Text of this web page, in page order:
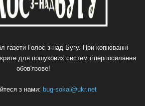
газети Голос з-над Бугу. При копіюванні
для пошукових систем гіперпосилання
обов'язове!
з нами: bug-sokal@ukr.net